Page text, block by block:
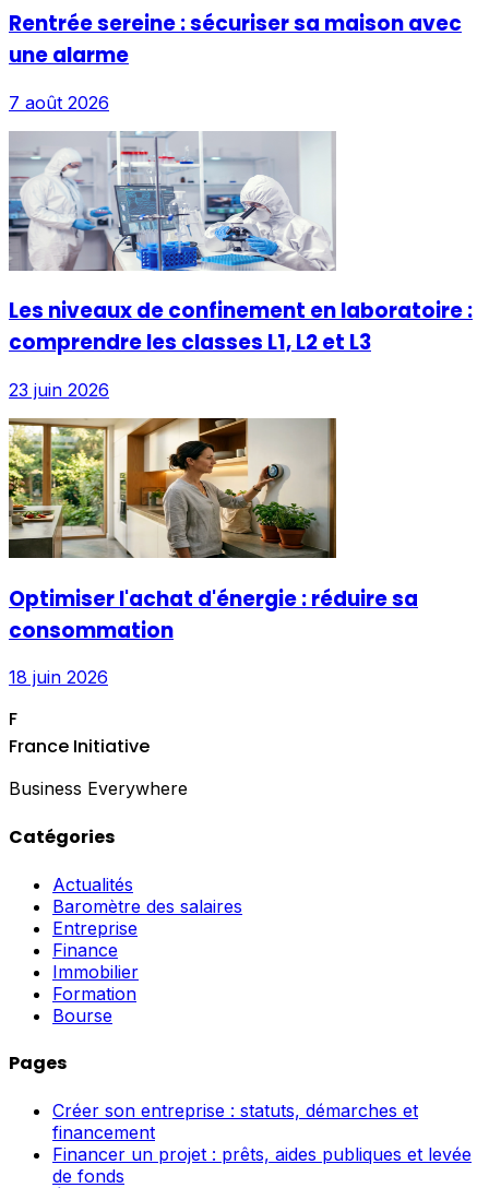
Rentrée sereine : sécuriser sa maison avec
une alarme
7 août 2026
Les niveaux de confinement en laboratoire :
comprendre les classes L1, L2 et L3
23 juin 2026
Optimiser l'achat d'énergie : réduire sa
consommation
18 juin 2026
F
France Initiative
Business Everywhere
Catégories
Actualités
Baromètre des salaires
Entreprise
Finance
Immobilier
Formation
Bourse
Pages
Créer son entreprise : statuts, démarches et
financement
Financer un projet : prêts, aides publiques et levée
de fonds